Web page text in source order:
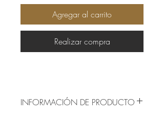
Agregar al carrito
Realizar compra
INFORMACIÓN DE PRODUCTO